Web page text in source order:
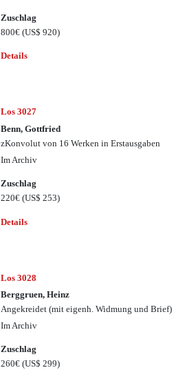
Zuschlag
800€(US$ 920)
Details
Los 3027
Benn, Gottfried
zKonvolut von 16 Werken in Erstausgaben
Im Archiv
Zuschlag
220€(US$ 253)
Details
Los 3028
Berggruen, Heinz
Angekreidet (mit eigenh. Widmung und Brief)
Im Archiv
Zuschlag
260€(US$ 299)